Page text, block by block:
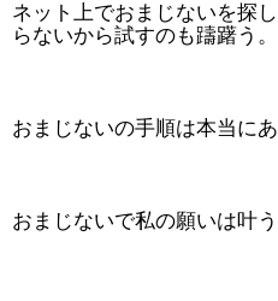
ネット上でおまじないを探
らないから試すのも躊躇う。
おまじないの手順は本当に
おまじないで私の願いは叶